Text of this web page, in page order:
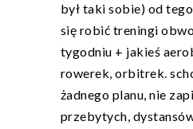
był taki sobie) od
się robić treningi
tygodniu + jakieś
rowerek, orbitrek.
żadnego planu, nie
przebytych,